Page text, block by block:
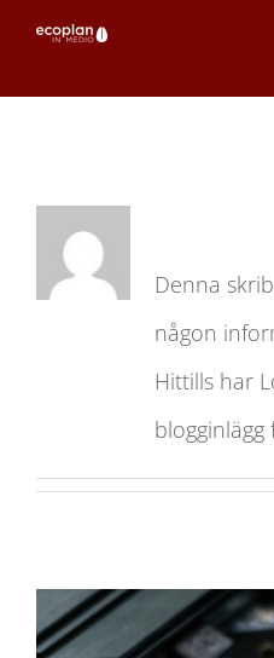
Fortsätt
Denna
någon
Hittills har
blogginlägg